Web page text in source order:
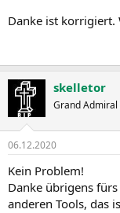
Intel,
Danke ist korrigiert.
skelletor
Grand Admiral
06.12.2020
Kein Problem!
Danke übrigens
anderen Tools, das